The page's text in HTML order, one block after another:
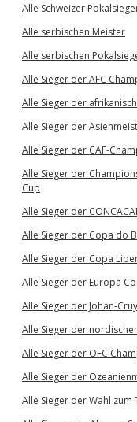
Alle Schweizer
Alle serbischen Meister
Alle serbischen
Alle Sieger der AFC
Alle Sieger der
Alle Sieger der
Alle Sieger der CAF-
Alle Sieger der
Cup
Alle Sieger der
Alle Sieger der Copa do
Alle Sieger der Copa
Alle Sieger der Europa
Alle Sieger der Johan-
Alle Sieger der
Alle Sieger der OFC
Alle Sieger der
Alle Sieger der Wahl zum